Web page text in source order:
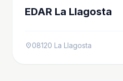
EDAR La Llagosta
location_on08120 La Llagosta